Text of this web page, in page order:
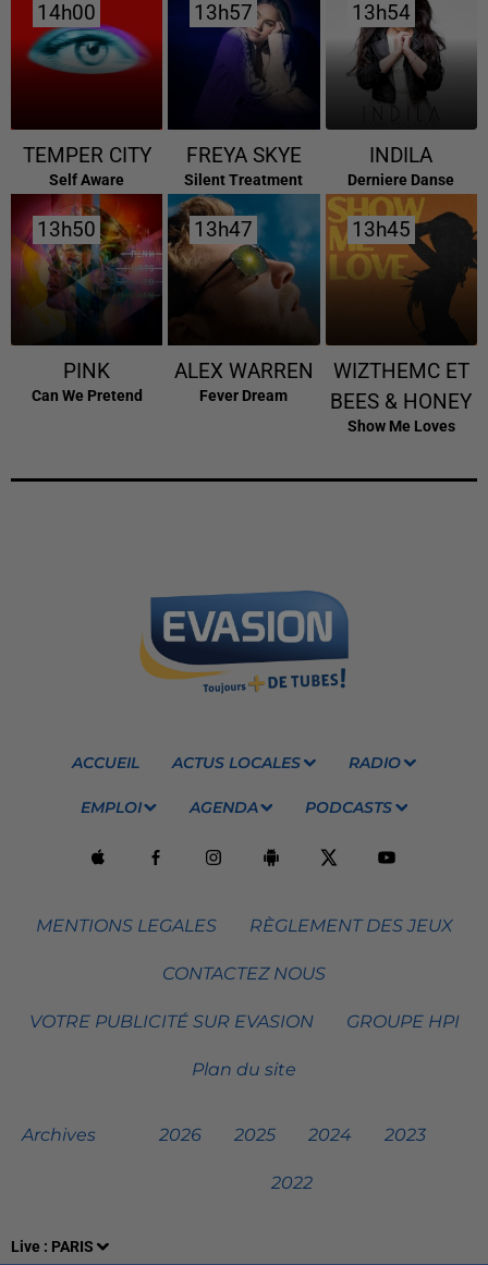
Live : PARIS
14h00
14h00
TEMPER CITY
Self Aware
13h57
13h57
FREYA SKYE
Silent Treatment
13h54
13h54
INDILA
Derniere Danse
13h50
13h50
PINK
Can We Pretend
13h47
13h47
ALEX WARREN
Fever Dream
13h45
13h45
WIZTHEMC ET
BEES & HONEY
Show Me Loves
ACCUEIL ACTUS LOCALES RADIO
EMPLOI AGENDA PODCASTS
MENTIONS LEGALES RÈGLEMENT DES JEUX
CONTACTEZ NOUS
VOTRE PUBLICITÉ SUR EVASION GROUPE HPI
Plan du site
Archives 2026 2025 2024 2023
2022